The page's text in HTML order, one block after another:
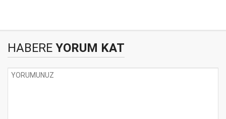
HABERE YORUM KAT